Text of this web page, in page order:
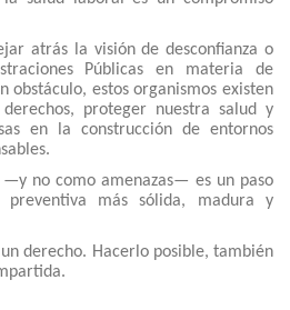
atrás la visión de desconfianza o
Públicas en materia de
obstáculo, estos organismos existen
proteger nuestra salud y
en la construcción de entornos
—y no como amenazas— es un paso
más sólida, madura y
derecho. Hacerlo posible, también